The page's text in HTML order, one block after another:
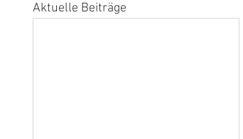
Aktuelle Beiträge